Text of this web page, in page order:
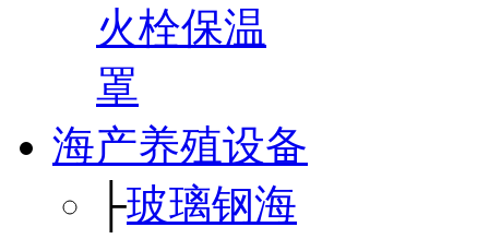
火栓保温
罩
海产养殖设备
├玻璃钢海